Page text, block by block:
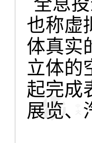
也称虚
体真实
立体的
起完成
展览、